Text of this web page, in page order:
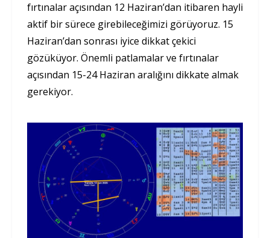
fırtınalar açısından 12 Haziran’dan itibaren hayli
aktif bir sürece girebileceğimizi görüyoruz. 15
Haziran’dan sonrası iyice dikkat çekici
gözüküyor. Önemli patlamalar ve fırtınalar
açısından 15-24 Haziran aralığını dikkate almak
gerekiyor.